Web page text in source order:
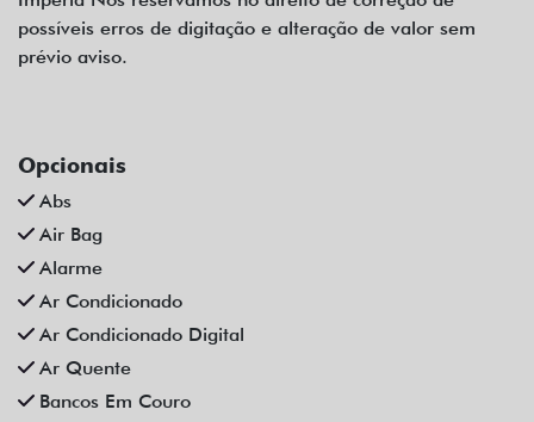
possíveis erros de digitação e alteração de valor sem
prévio aviso.
Opcionais
Abs
Air Bag
Alarme
Ar Condicionado
Ar Condicionado Digital
Ar Quente
Bancos Em Couro